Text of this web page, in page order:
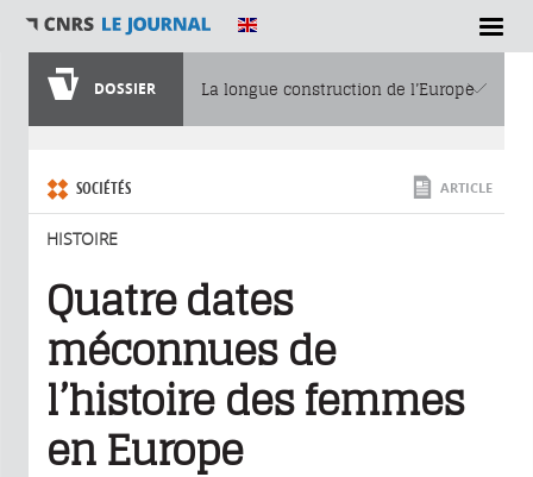
SECTIONS
DOSSIER La longue construction de l’Europe
SOCIÉTÉS
HISTOIRE
ARTICLE
Quatre dates
méconnues de
l’histoire des femmes
en Europe